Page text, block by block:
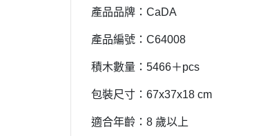
產品品牌：CaDA
產品編號：C64008
積木數量：5466＋pcs
包裝尺寸：67x37x18 cm
適合年齡：8 歲以上